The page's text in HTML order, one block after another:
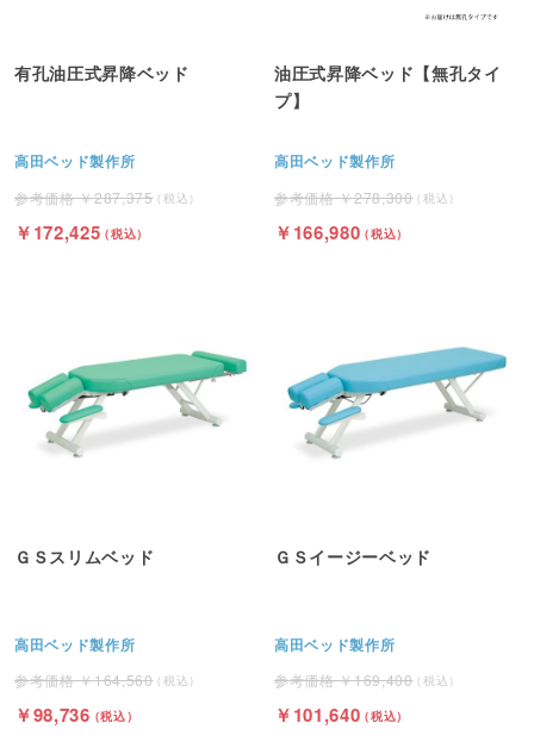
有孔油圧式昇降ベッド
高田ベッド製作所
287,375
172,425
油圧式昇降ベッド【無孔タイ
プ】
高田ベッド製作所
278,300
166,980
ＧＳスリムベッド
高田ベッド製作所
164,560
98,736
ＧＳイージーベッド
高田ベッド製作所
169,400
101,640